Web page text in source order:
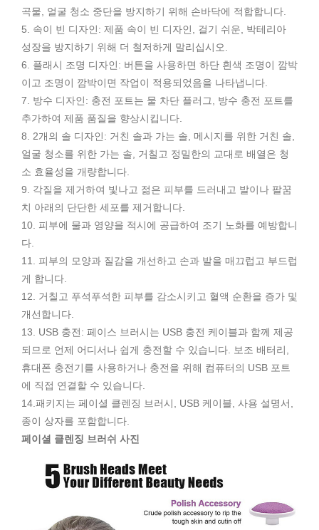
곡물, 얼굴 청소 중단을 방지하기 위해 손바닥에 적합합니다.
5. 속이 빈 디자인: 제품 속이 빈 디자인, 걸기 쉬운, 박테리아
성장을 방지하기 위해 더 철저하게 말리십시오.
6. 플래시 조명 디자인: 버튼을 사용하면 하단 흰색 조명이 깜박
이고 조명이 깜박이면 작업이 적용되었음을 나타냅니다.
7. 방수 디자인: 충전 포트는 물 차단 플러그, 방수 충전 포트를
추가하여 제품 품질을 향상시킵니다.
8. 2개의 솔 디자인: 거친 솔과 가는 솔, 메시지를 위한 거친 솔,
얼굴 청소를 위한 가는 솔, 거칠고 정밀한의 교대로 배열은 청
소 효율성을 개량합니다.
9. 각질을 제거하여 빛나고 젊은 피부를 드러내고 발이나 팔꿈
치 아래의 단단한 세포를 제거합니다.
10. 피부에 물과 영양을 적시에 공급하여 조기 노화를 예방합니
다.
11. 피부의 모양과 질감을 개선하고 손과 발을 매끄럽고 부드럽
게 합니다.
12. 거칠고 푸석푸석한 피부를 감소시키고 혈액 순환을 증가 및
개선합니다.
13. USB 충전: 페이스 브러시는 USB 충전 케이블과 함께 제공
되므로 언제 어디서나 쉽게 충전할 수 있습니다. 보조 배터리,
휴대폰 충전기를 사용하거나 충전을 위해 컴퓨터의 USB 포트
에 직접 연결할 수 있습니다.
14.패키지는 페이셜 클렌징 브러시, USB 케이블, 사용 설명서,
종이 상자를 포함합니다.
페이셜 클렌징 브러쉬 사진